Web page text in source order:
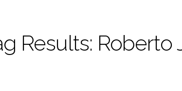
Results: Roberto